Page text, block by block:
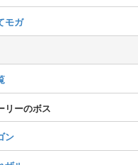
モガ
リーのボス
ン